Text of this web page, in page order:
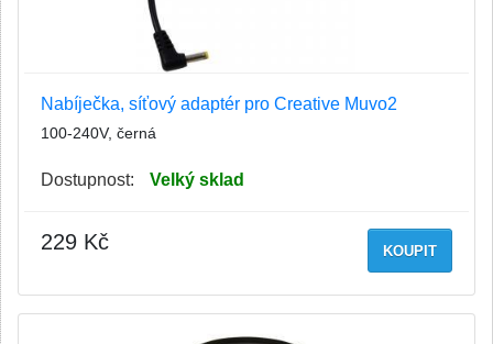
Nabíječka, síťový adaptér pro Creative Muvo2
100-240V, černá
Dostupnost: Velký sklad
KOUPIT
229 Kč